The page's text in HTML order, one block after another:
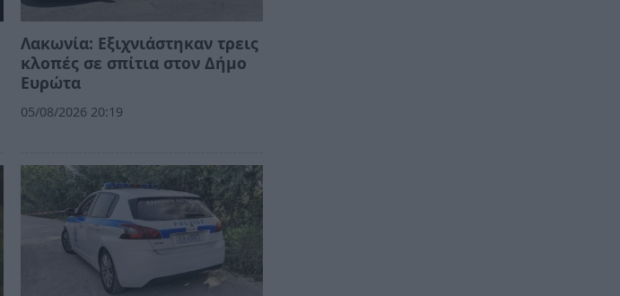
Λακωνία: Εξιχνιάστηκαν τρεις
κλοπές σε σπίτια στον Δήμο
Ευρώτα
05/08/2026 20:19